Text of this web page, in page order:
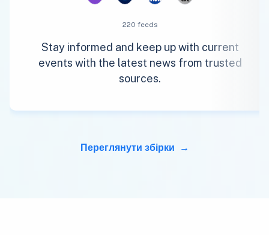
220 feeds
Stay informed and keep up with current
events with the latest news from trusted
sources.
Переглянути збірки